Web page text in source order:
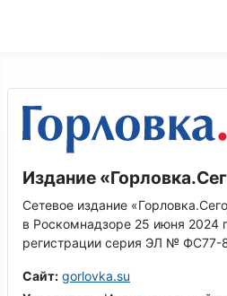
Издание
Сетевое издание
в Роскомнадзоре 25 июня 2024
регистрации серия ЭЛ № ФС77-
Сайт: gorlovka.su